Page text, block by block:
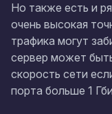
Но также есть и
очень высокая
трафика могут
сервер может
скорость сети
порта больше 1